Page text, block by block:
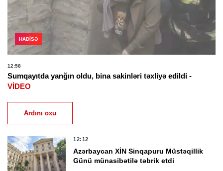
HADISƏ
12:58
Sumqayıtda yanğın oldu, bina sakinləri təxliyə edildi -
VİDEO
Ardını oxu
12:12
Azərbaycan XİN Sinqapuru Müstəqillik
Günü münasibətilə təbrik etdi